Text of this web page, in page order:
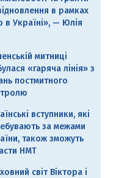
в рамках
в Україні», — Юлія
митниці
«гаряча лінія» з
постмитного
вступники, які
за межами
також зможуть
НМТ
світ Віктора і